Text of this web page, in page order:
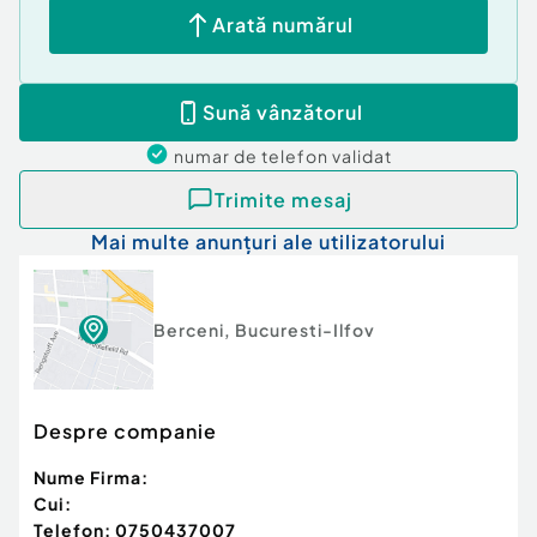
Avans-20% iar diferenta se achita la semnarea
contractului de vanzare-cumparare cu cash sau
prin credit ipotecar.
Număr niveluri imobil:mai mult de 12
Număr Băi:
Posibilitate parcare: Da
Nr. locuri parcare:
Curent
Apă
Canalizare
Gaz
Arată numărul
Sună vânzătorul
numar de telefon validat
Trimite mesaj
Mai multe anunțuri ale utilizatorului
Berceni, Bucuresti-Ilfov
Despre companie
Nume Firma:
Cui:
Telefon: 0750437007